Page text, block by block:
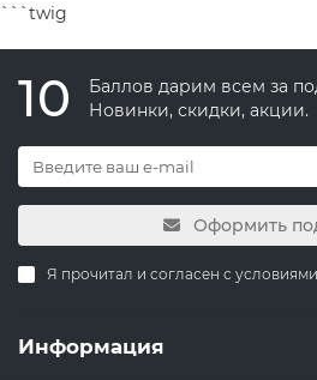
```twig
10
Баллов дарим всем за
Новинки, скидки, акции.
Оформить
Я прочитал и согласен с условиями
Информация